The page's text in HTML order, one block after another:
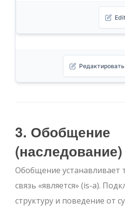
3. Обобщение
(наследование)
Обобщение устанавливает
связь «является» (is-a).
структуру и поведение от